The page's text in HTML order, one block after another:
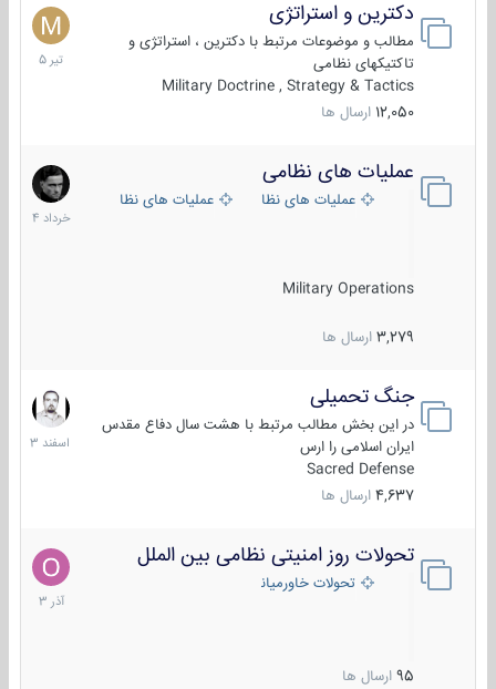
دکترین و استراتژی
مطالب و موضوعات مرتبط با دکترین ، استراتژی و
تاکتیکهای نظامی
Military Doctrine , Strategy & Tactics
12,050 ارسال ها
27
تیر
1405
عملیات های نظامی
عملیات های نظامی ایرانعملیات های نظامی خارجی
Military Operations
3,279 ارسال ها
5
خرداد
1404
جنگ تحمیلی
در این بخش مطالب مرتبط با هشت سال دفاع مقدس
ایران اسلامی را ارس
Sacred Defense
4,637 ارسال ها
20
اسفند
1403
تحولات روز امنیتی نظامی بین الملل
تحولات خاورمیانه
95 ارسال ها
21
آذر
1403